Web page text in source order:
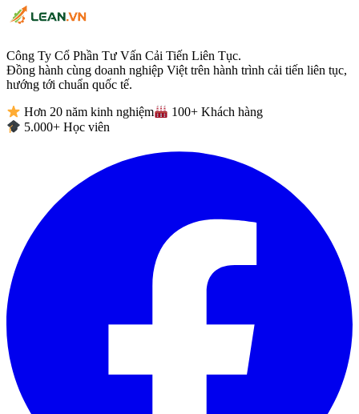
Công Ty Cổ Phần Tư Vấn Cải Tiến Liên Tục.
Đồng hành cùng doanh nghiệp Việt trên hành trình cải tiến liên tục,
hướng tới chuẩn quốc tế.
Hơn 20 năm kinh nghiệm
100+ Khách hàng
5.000+ Học viên